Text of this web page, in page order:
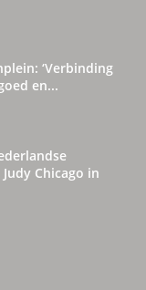
‘Verbinding
en...
Chicago in